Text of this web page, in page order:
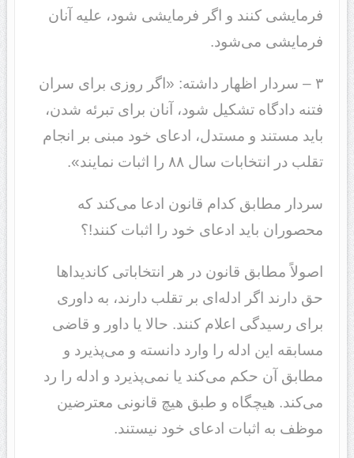
فرمایشی کنند و اگر فرمایشی شود، علیه آنان
فرمایشی می‌شود.
۳ – سردار اظهار داشته: «اگر روزی برای سران
فتنه دادگاه تشکیل شود، آنان برای تبرئه شدن،
باید مستند و مستدل، ادعای خود مبنی بر انجام
تقلب در انتخابات سال ۸۸ را اثبات نمایند».
سردار مطابق کدام قانون ادعا می‌کند که
محصوران باید ادعای خود را اثبات کنند!؟
اصولاً مطابق قانون در هر انتخاباتی کاندیداها
حق دارند اگر ادله‌ای بر تقلب دارند، به داوری
برای رسیدگی اعلام کنند. حالا یا داور و قاضی
مسابقه این ادله را وارد دانسته و می‌پذیرد و
مطابق آن حکم می‌کند یا نمی‌پذیرد و ادله را رد
می‌کند. هیچگاه و طبق هیچ قانونی معترضین
موظف به اثبات ادعای خود نیستند.